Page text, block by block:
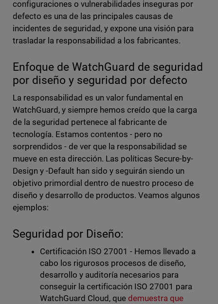
configuraciones o vulnerabilidades inseguras por
defecto es una de las principales causas de
incidentes de seguridad, y expone una visión para
trasladar la responsabilidad a los fabricantes.
Enfoque de WatchGuard de seguridad
por diseño y seguridad por defecto
La responsabilidad es un valor fundamental en
WatchGuard, y siempre hemos creído que la carga
de la seguridad pertenece al fabricante de
tecnología. Estamos contentos - pero no
sorprendidos - de ver que la responsabilidad se
mueve en esta dirección. Las políticas Secure-by-
Design y -Default han sido y seguirán siendo un
objetivo primordial dentro de nuestro proceso de
diseño y desarrollo de productos. Veamos algunos
ejemplos:
Seguridad por Diseño:
Certificación ISO 27001 - Hemos llevado a
cabo los rigurosos procesos de diseño,
desarrollo y auditoría necesarios para
conseguir la certificación ISO 27001 para
WatchGuard Cloud, que demuestra que